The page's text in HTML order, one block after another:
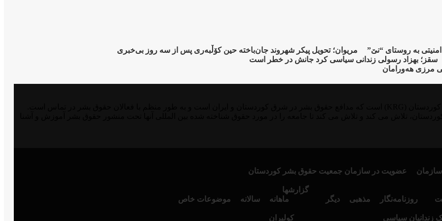
مریوان؛ تحویل پیکر شهروند جان‌باخته حین کۆڵبەری پس از سە روز بی‌خبری
سقز؛ بهزاد رسولی زندانی سیاسی کرد جانش در خطر است
مرزی هەورامان
عضویت در سازمان جمعیت حقوق بشر کوردستان
روزنامەنگار مذهبی دیگر
گزارشها
ماهانە
سالانە
موضوعات خاص
زندانیان سیاسی کولبران